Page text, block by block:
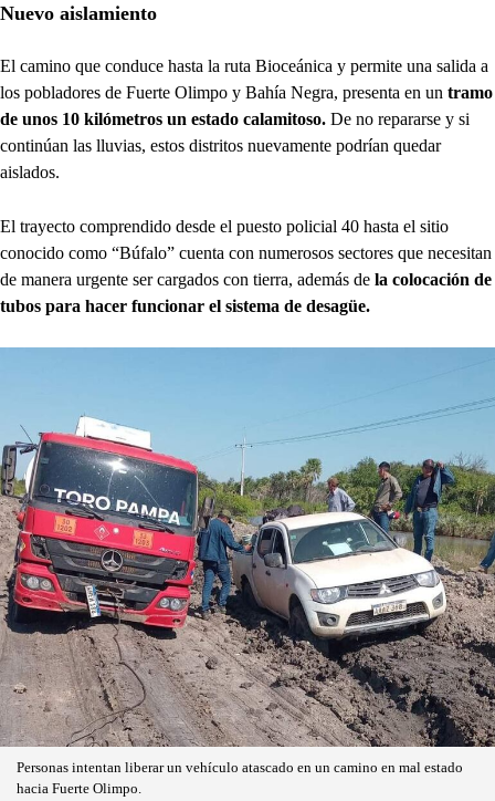
Nuevo aislamiento
El camino que conduce hasta la ruta Bioceánica y permite una salida a
los pobladores de Fuerte Olimpo y Bahía Negra, presenta en un tramo
de unos 10 kilómetros un estado calamitoso. De no repararse y si
continúan las lluvias, estos distritos nuevamente podrían quedar
aislados.
El trayecto comprendido desde el puesto policial 40 hasta el sitio
conocido como “Búfalo” cuenta con numerosos sectores que necesitan
de manera urgente ser cargados con tierra, además de la colocación de
tubos para hacer funcionar el sistema de desagüe.
Personas intentan liberar un vehículo atascado en un camino en mal estado
hacia Fuerte Olimpo.